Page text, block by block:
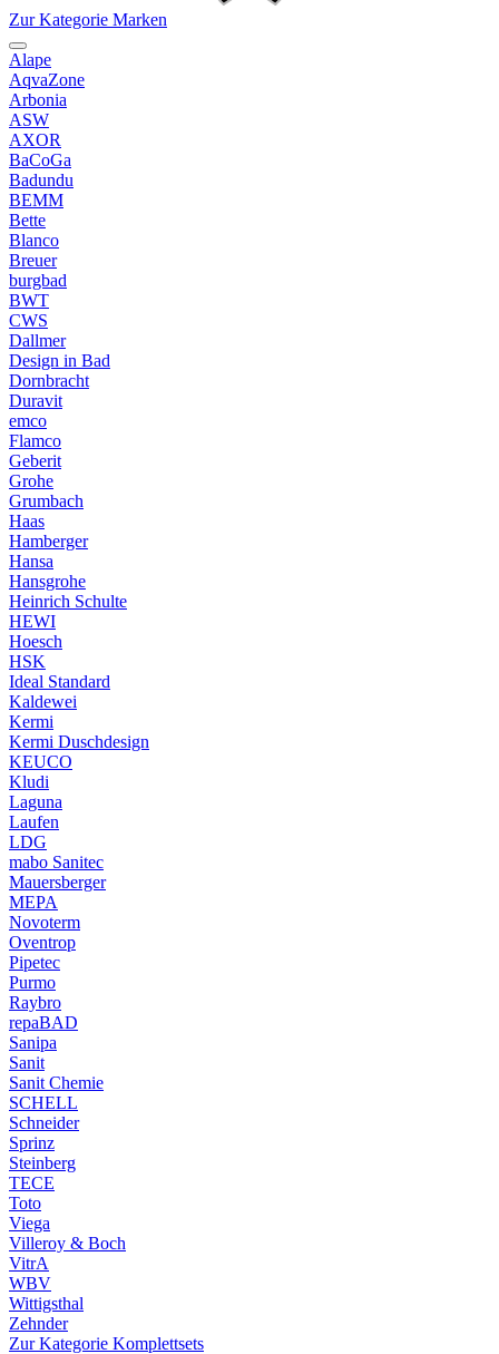
Zur Kategorie Marken
Alape
AqvaZone
Arbonia
ASW
AXOR
BaCoGa
Badundu
BEMM
Bette
Blanco
Breuer
burgbad
BWT
CWS
Dallmer
Design in Bad
Dornbracht
Duravit
emco
Flamco
Geberit
Grohe
Grumbach
Haas
Hamberger
Hansa
Hansgrohe
Heinrich Schulte
HEWI
Hoesch
HSK
Ideal Standard
Kaldewei
Kermi
Kermi Duschdesign
KEUCO
Kludi
Laguna
Laufen
LDG
mabo Sanitec
Mauersberger
MEPA
Novoterm
Oventrop
Pipetec
Purmo
Raybro
repaBAD
Sanipa
Sanit
Sanit Chemie
SCHELL
Schneider
Sprinz
Steinberg
TECE
Toto
Viega
Villeroy & Boch
VitrA
WBV
Wittigsthal
Zehnder
Zur Kategorie Komplettsets